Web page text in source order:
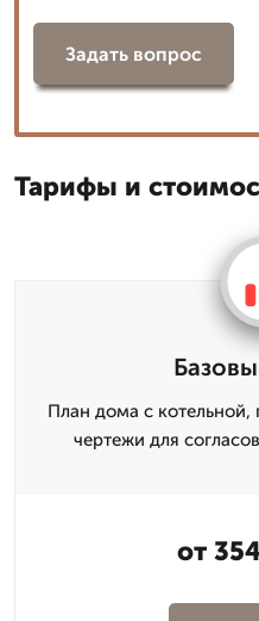
Задать вопрос
Тарифы и
План дома с
чертежи для
от